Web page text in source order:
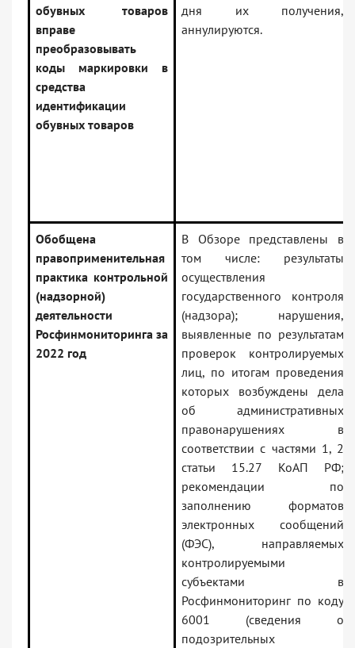
обувных товаров
вправе
преобразовывать
коды маркировки в
средства
идентификации
обувных товаров
дня их получения,
аннулируются.
Обобщена
правоприменительная
практика контрольной
(надзорной)
деятельности
Росфинмониторинга за
2022 год
В Обзоре представлены в
том числе: результаты
осуществления
государственного контроля
(надзора); нарушения,
выявленные по результатам
проверок контролируемых
лиц, по итогам проведения
которых возбуждены дела
об административных
правонарушениях в
соответствии с частями 1, 2
статьи 15.27 КоАП РФ;
рекомендации по
заполнению форматов
электронных сообщений
(ФЭС), направляемых
контролируемыми
субъектами в
Росфинмониторинг по коду
6001 (сведения о
подозрительных